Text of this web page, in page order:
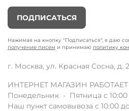
ПОДПИСАТЬСЯ
Нажимая на кнопку "Подписаться", я даю
получение писем и принимаю политику
г. Москва, ул. Красная Сосна, д.
ИНТЕРНЕТ МАГАЗИН РАБОТАЕТ
Понедельник - Пятница с 10:00
Наш пункт самовывоза с 10:00